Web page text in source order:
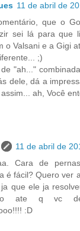
11 de abril de
que o
sei lá para que
o Valsani e a Gigi
;)
"ah..."
dele, dá a
ah, Você
11 de abril de
Cara de
é fácil? Quero ver
ja que ele ja
ate q vc
:D